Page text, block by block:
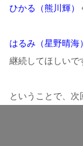
ひかる（熊川輝）
はるみ（星野晴海）
継続してほしいで
ということで、次